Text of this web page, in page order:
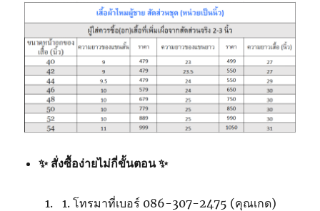
✨ สั่งซื้อง่ายไม่กี่ขั้นตอน ✨
โทรมาที่เบอร์ 086-307-2475 (คุณเกด)